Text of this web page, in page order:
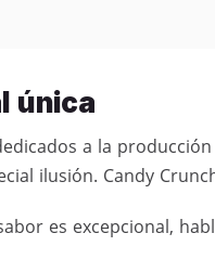
única
a la
ilusión. Candy
es excepcional,